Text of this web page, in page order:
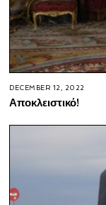
DECEMBER 12, 2022
Αποκλειστικό!